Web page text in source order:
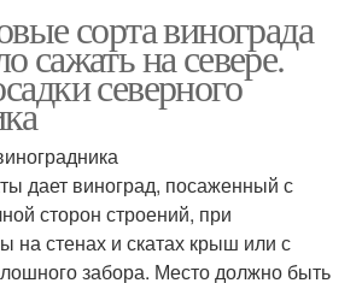
сорта винограда
сажать на севере.
северного
дает виноград, посаженный с
сторон строений, при
на стенах и скатах крыш или с
забора. Место должно быть